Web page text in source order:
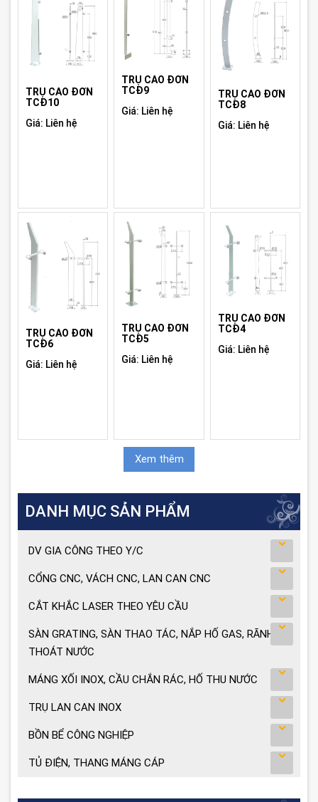
TRỤ CAO ĐƠN
TCĐ10
Giá: Liên hệ
TRỤ CAO ĐƠN
TCĐ9
Giá: Liên hệ
TRỤ CAO ĐƠN
TCĐ8
Giá: Liên hệ
TRỤ CAO ĐƠN
TCĐ6
Giá: Liên hệ
TRỤ CAO ĐƠN
TCĐ5
Giá: Liên hệ
TRỤ CAO ĐƠN
TCĐ4
Giá: Liên hệ
Xem thêm
DANH MỤC SẢN PHẨM
DV GIA CÔNG THEO Y/C
CỔNG CNC, VÁCH CNC, LAN CAN CNC
CẮT KHẮC LASER THEO YÊU CẦU
SÀN GRATING, SÀN THAO TÁC, NẮP HỐ GAS, RÃNH
THOÁT NƯỚC
MÁNG XỐI INOX, CẦU CHẮN RÁC, HỐ THU NƯỚC
TRỤ LAN CAN INOX
BỒN BỂ CÔNG NGHIỆP
TỦ ĐIỆN, THANG MÁNG CÁP